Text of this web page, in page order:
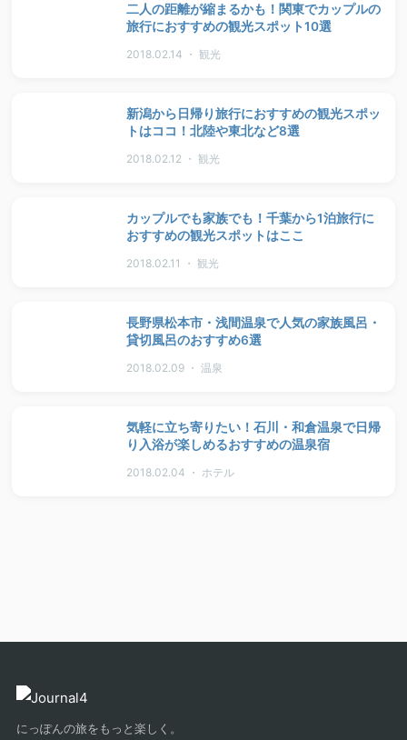
二人の距離が縮まるかも！関東でカップルの
旅行におすすめの観光スポット10選
2018.02.14 ・ 観光
新潟から日帰り旅行におすすめの観光スポッ
トはココ！北陸や東北など8選
2018.02.12 ・ 観光
カップルでも家族でも！千葉から1泊旅行に
おすすめの観光スポットはここ
2018.02.11 ・ 観光
長野県松本市・浅間温泉で人気の家族風呂・
貸切風呂のおすすめ6選
2018.02.09 ・ 温泉
気軽に立ち寄りたい！石川・和倉温泉で日帰
り入浴が楽しめるおすすめの温泉宿
2018.02.04 ・ ホテル
にっぽんの旅をもっと楽しく。